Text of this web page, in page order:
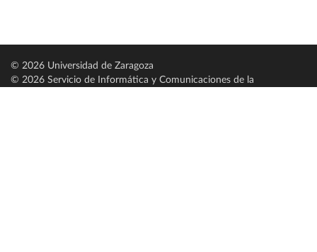
© 2026 Universidad de Zaragoza
© 2026 Servicio de Informática y Comunicaciones de la